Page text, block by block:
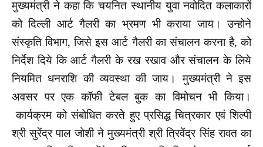
मुख्यमंत्री ने कहा कि चयनित स्थानीय युवा नवोदित कलाकारों
को दिल्ली आर्ट गैलरी का भ्रमण भी कराया जाय। उन्होने
संस्कृति विभाग, जिसे इस आर्ट गैलरी का संचालन करना है, को
निर्देश दिये कि आर्ट गैलरी के रख रखाव और संचालन के लिये
नियमित धनराशि की व्यवस्था की जाय। मुख्यमंत्री ने इस
अवसर पर एक कॉफी टेबल बुक का विमोचन भी किया।
कार्यक्रम को संबोधित करते हुए प्रसिद्ध चित्रकार एवं शिल्पी
श्री सुरेंद्र पाल जोशी ने मुख्यमंत्री श्री त्रिवेंद्र सिंह रावत का